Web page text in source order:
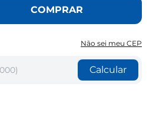
COMPRAR
Não sei meu CEP
Calcular